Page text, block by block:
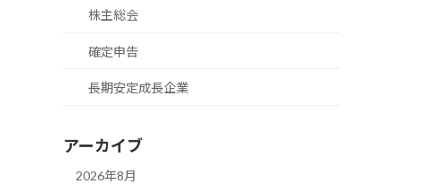
株主総会
確定申告
長期安定成長企業
アーカイブ
2026年8月